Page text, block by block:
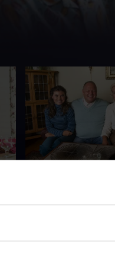
dengang, hvor